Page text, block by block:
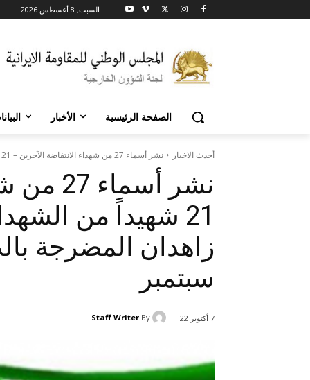
السبت, 8 أغسطس 2026
الصفحة الرئيسية الأخبار
أحدث الاخبار نشر أسماء 27 من شهداء الانتفاضة الآخرين – 21 شهيداً من الشهداء...
نشر
21 شهيداً من
سبتمبر
7 أكتوبر 22 By
Staff Writer